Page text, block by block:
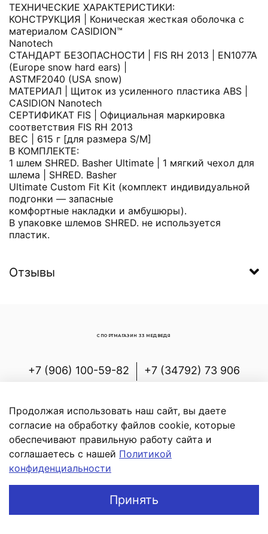
В корзину
ТЕХНИЧЕСКИЕ ХАРАКТЕРИСТИКИ:
КОНСТРУКЦИЯ | Коническая жесткая оболочка с
материалом CASIDION™
Nanotech
СТАНДАРТ БЕЗОПАСНОСТИ | FIS RH 2013 | EN1077A
(Europe snow hard ears) |
ASTMF2040 (USA snow)
МАТЕРИАЛ | Щиток из усиленного пластика ABS |
CASIDION Nanotech
СЕРТИФИКАТ FIS | Официальная маркировка
соответствия FIS RH 2013
ВЕС | 615 г [для размера S/M]
В КОМПЛЕКТЕ:
1 шлем SHRED. Basher Ultimate | 1 мягкий чехол для
шлема | SHRED. Basher
Ultimate Custom Fit Kit (комплект индивидуальной
подгонки — запасные
комфортные накладки и амбушюры).
В упаковке шлемов SHRED. не используется
пластик.
Отзывы
+7 (906) 100-59-82
+7 (34792) 73 906
Белорецкий р-н, с.Новоабзаково, ул.
Энергетиков, д.7
СПОРТМАГАЗИН 33 МЕДВЕДЯ
Продолжая использовать наш сайт, вы даете
согласие на обработку файлов cookie, которые
обеспечивают правильную работу сайта и
соглашаетесь с нашей Политикой
конфиденциальности
Принять